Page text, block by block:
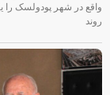
واقع در شهر پودولسک را
روند